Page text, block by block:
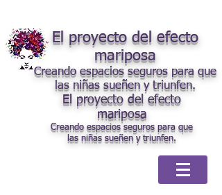
El proyecto del efecto
mariposa
Creando espacios seguros para que
las niñas sueñen y triunfen.
El proyecto del efecto
mariposa
Creando espacios seguros para que
las niñas sueñen y triunfen.